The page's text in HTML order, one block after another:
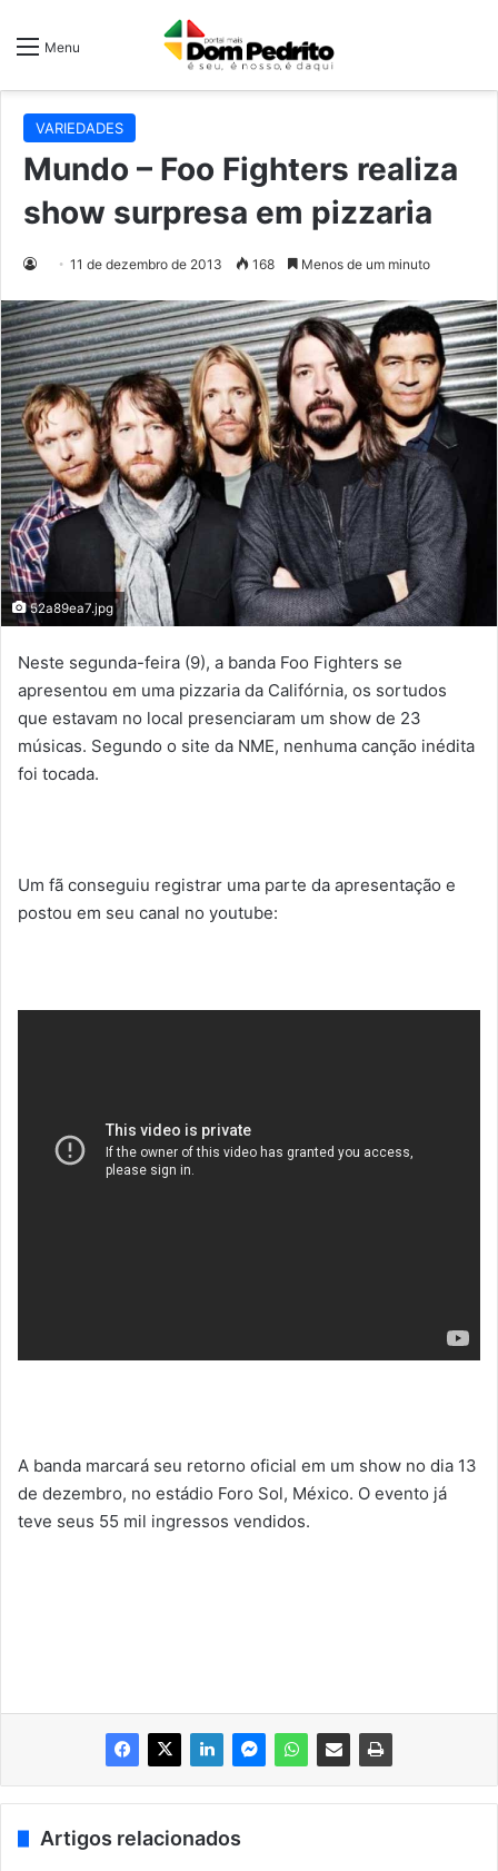
Menu
VARIEDADES
Mundo – Foo Fighters realiza
show surpresa em pizzaria
11 de dezembro de 2013 168 Menos de um minuto
52a89ea7.jpg
Neste segunda-feira (9), a banda Foo Fighters se
apresentou em uma pizzaria da Califórnia, os sortudos
que estavam no local presenciaram um show de 23
músicas. Segundo o site da NME, nenhuma canção inédita
foi tocada.
Um fã conseguiu registrar uma parte da apresentação e
postou em seu canal no youtube:
A banda marcará seu retorno oficial em um show no dia 13
de dezembro, no estádio Foro Sol, México. O evento já
teve seus 55 mil ingressos vendidos.
Artigos relacionados